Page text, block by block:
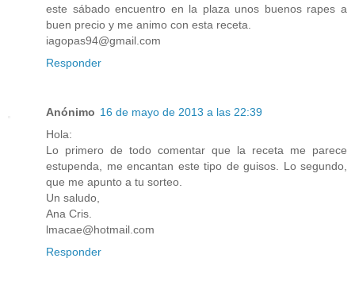
este sábado encuentro en la plaza unos buenos rapes a
buen precio y me animo con esta receta.
iagopas94@gmail.com
Responder
Anónimo 16 de mayo de 2013 a las 22:39
Hola:
Lo primero de todo comentar que la receta me parece
estupenda, me encantan este tipo de guisos. Lo segundo,
que me apunto a tu sorteo.
Un saludo,
Ana Cris.
lmacae@hotmail.com
Responder